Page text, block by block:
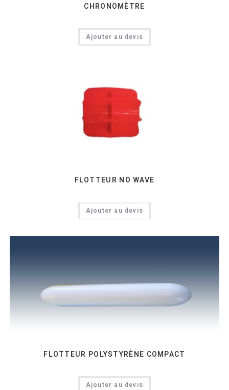
CHRONOMÈTRE
Ajouter au devis
FLOTTEUR NO WAVE
Ajouter au devis
FLOTTEUR POLYSTYRÈNE COMPACT
Ajouter au devis